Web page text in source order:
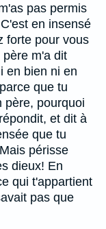
pas permis
en insensé
forte pour vous
m'a dit
en bien ni en
que tu
père, pourquoi
et dit à
que tu
Mais périsse
dieux! En
qui t'appartient
pas que